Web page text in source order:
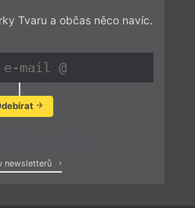
Tvaru a občas něco navíc.
newsletterů